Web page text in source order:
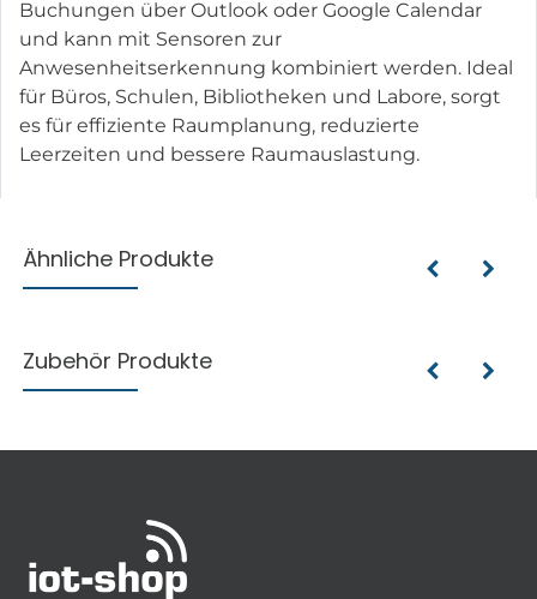
Buchungen über Outlook oder Google Calendar
und kann mit Sensoren zur
Anwesenheitserkennung kombiniert werden. Ideal
für Büros, Schulen, Bibliotheken und Labore, sorgt
es für effiziente Raumplanung, reduzierte
Leerzeiten und bessere Raumauslastung.
Ähnliche Produkte
Zubehör Produkte